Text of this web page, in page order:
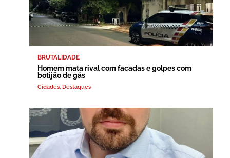
BRUTALIDADE
Homem mata rival com facadas e golpes com
botijão de gás
Cidades, Destaques